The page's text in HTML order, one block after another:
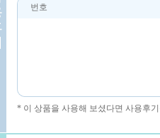
번호
* 이 상품을 사용해 보셨다면 사용후